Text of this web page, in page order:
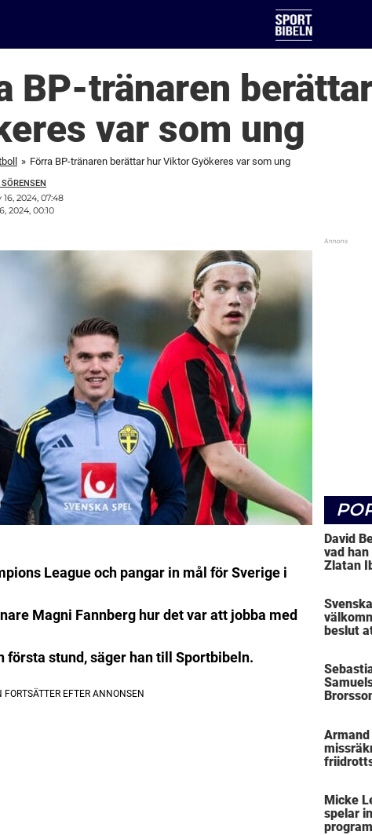
BP-tränaren
var som ung
» Förra BP-tränaren berättar hur Viktor Gyökeres var som ung
16, 2024, 07:48
2024, 00:10
League och pangar in mål för Sverige i
Magni Fannberg hur det var att jobba med
första stund, säger han till Sportbibeln.
David
vad
Zlatan
beslut
Micke
spelar